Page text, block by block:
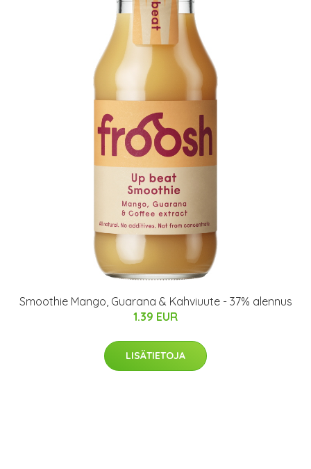
Smoothie Mango, Guarana & Kahviuute - 37% alennus
1.39 EUR
LISÄTIETOJA